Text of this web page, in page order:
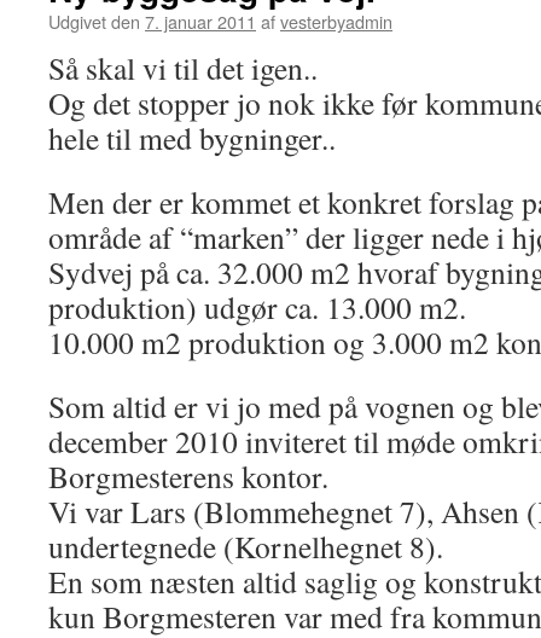
Udgivet den 7. januar 2011 afvesterbyadmin
Så skal vi til det igen..
Og det stopper jo nok ikke før
hele til med bygninger..
Men der er kommet et konkret forslag
område af “marken” der ligger nede i
Sydvej på ca. 32.000 m2 hvoraf
produktion) udgør ca. 13.000 m2.
10.000 m2 produktion og 3.000 m2
Som altid er vi jo med på vognen og
december 2010 inviteret til møde
Borgmesterens kontor.
Vi var Lars (Blommehegnet 7), Ahsen
undertegnede (Kornelhegnet 8).
En som næsten altid saglig og
kun Borgmesteren var med fra